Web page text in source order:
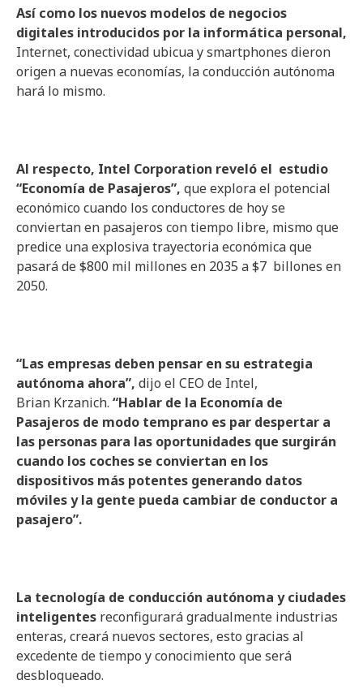
Así como los nuevos modelos de negocios
digitales introducidos por la informática personal,
Internet, conectividad ubicua y smartphones dieron
origen a nuevas economías, la conducción autónoma
hará lo mismo.
Al respecto, Intel Corporation reveló el estudio
“Economía de Pasajeros”, que explora el potencial
económico cuando los conductores de hoy se
conviertan en pasajeros con tiempo libre, mismo que
predice una explosiva trayectoria económica que
pasará de $800 mil millones en 2035 a $7 billones en
2050.
“Las empresas deben pensar en su estrategia
autónoma ahora”, dijo el CEO de Intel,
Brian Krzanich. “Hablar de la Economía de
Pasajeros de modo temprano es par despertar a
las personas para las oportunidades que surgirán
cuando los coches se conviertan en los
dispositivos más potentes generando datos
móviles y la gente pueda cambiar de conductor a
pasajero”.
La tecnología de conducción autónoma y ciudades
inteligentes reconfigurará gradualmente industrias
enteras, creará nuevos sectores, esto gracias al
excedente de tiempo y conocimiento que será
desbloqueado.